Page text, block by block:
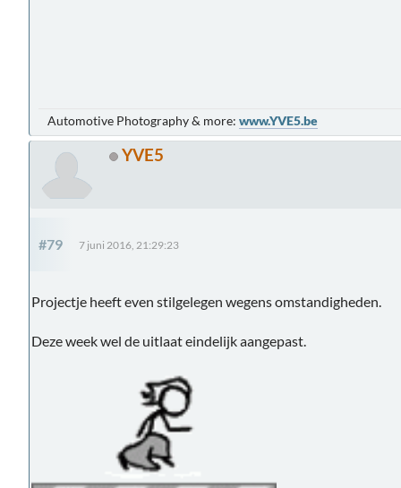
Automotive Photography & more: www.YVE5.be
YVE5
#79 7 juni 2016, 21:29:23
Projectje heeft even stilgelegen wegens omstandigheden.
Deze week wel de uitlaat eindelijk aangepast.